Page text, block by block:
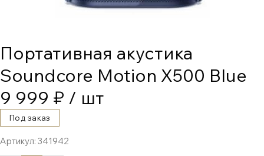
Портативная акустика
Soundcore Motion X500 Blue
9 999 ₽ / шт
Под заказ
Артикул: 341942